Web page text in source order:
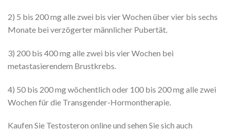
2) 5 bis 200 mg alle zwei bis vier Wochen über vier bis sechs
Monate bei verzögerter männlicher Pubertät.
3) 200 bis 400 mg alle zwei bis vier Wochen bei
metastasierendem Brustkrebs.
4) 50 bis 200 mg wöchentlich oder 100 bis 200 mg alle zwei
Wochen für die Transgender-Hormontherapie.
Kaufen Sie Testosteron online und sehen Sie sich auch